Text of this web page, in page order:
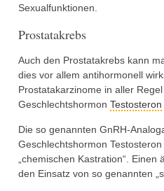
Sexualfunktionen.
Prostatakrebs
Auch den Prostatakrebs kann
dies vor allem antihormonell
Prostatakarzinome in aller
Geschlechtshormon Testosteron
Die so genannten GnRH-
Geschlechtshormon
„chemischen Kastration“.
den Einsatz von so genannten